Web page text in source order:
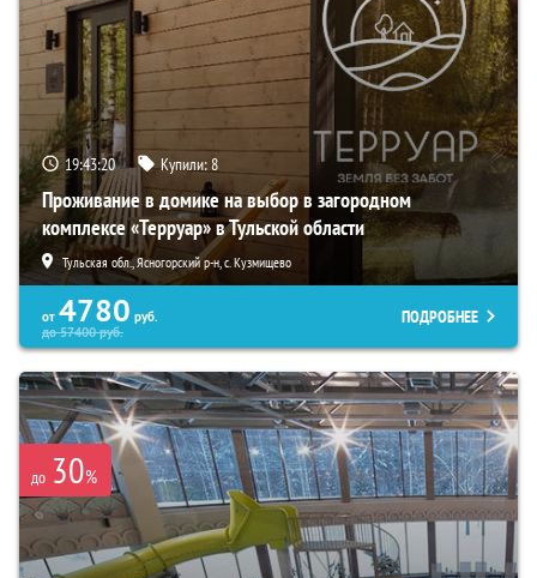
19:43:19 Купили:8
Проживание в домике на выбор в загородном
комплексе «Терруар» в Тульской области
Тульская обл., Ясногорский р-н, с. Кузмищево
от 4780 руб.
до57400руб.
ПОДРОБНЕЕ
до 30%